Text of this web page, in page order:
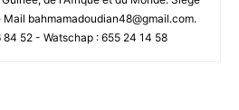
bahmamadoudian48@gmail.com.
84 52 - Watschap : 655 24 14 58